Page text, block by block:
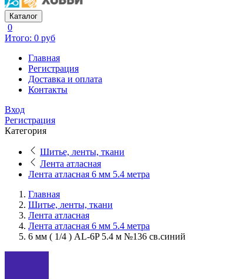
Каталог
0
Итого: 0 руб
Главная
Регистрация
Доставка и оплата
Контакты
Вход
Регистрация
Категория
Шитье, ленты, ткани
Лента атласная
Лента атласная 6 мм 5.4 метра
Главная
Шитье, ленты, ткани
Лента атласная
Лента атласная 6 мм 5.4 метра
6 мм ( 1/4 ) AL-6P 5.4 м №136 св.синий